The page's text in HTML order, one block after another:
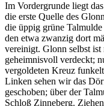
Im Vordergrunde liegt
die erste Quelle des
die üppig grüne
den etwa zwanzig dort
vereinigt. Glonn selbst
geheimnisvoll verdeckt;
vergoldeten Kreuz
Linken sehen wir das
geschoben; über der
Schloß Zinneberg.